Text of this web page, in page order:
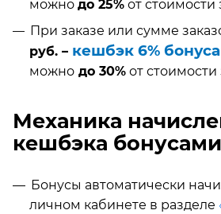
можно до 25% от стоимости
При заказе или сумме
руб. – кешбэк 6%
можно до 30% от стоимости
Механика
кешбэка бонусами
Бонусы автоматически
личном кабинете в разделе